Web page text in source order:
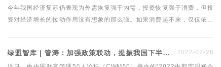
今年我国经济复苏仍表现为外需恢复强于内需，投资恢复强于消费，但投
资对经济增长的拉动作用没有想象的那么强。如果消费起不来，仅仅依靠
绿盟智库 | 管涛：加强政策联动，提振我国下半年经济复苏 2022-07-28